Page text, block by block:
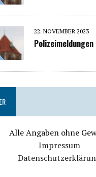
22. NOVEMBER 2023
Alle Angaben ohne
Impressum